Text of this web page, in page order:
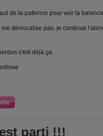
de la patience pour voir la
me démoralise pas, je continue
c'est déjà ça
parti !!!